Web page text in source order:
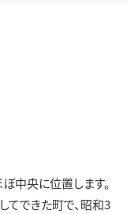
中央に位置します。
てできた町で、昭和3